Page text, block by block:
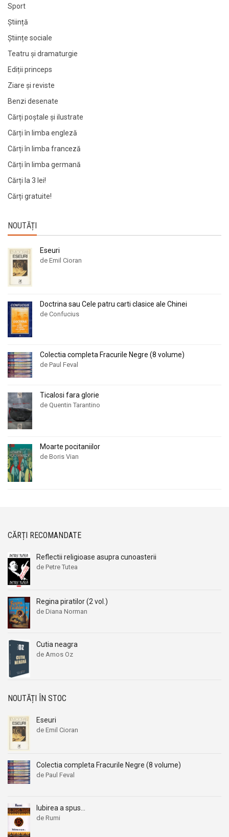
Sport
Știință
Științe sociale
Teatru și dramaturgie
Ediții princeps
Ziare şi reviste
Benzi desenate
Cărți poștale și ilustrate
Cărți în limba engleză
Cărți în limba franceză
Cărți în limba germană
Cărți la 3 lei!
Cărți gratuite!
NOUTĂȚI
Eseuri
de Emil Cioran
Doctrina sau Cele patru carti clasice ale Chinei
de Confucius
Colectia completa Fracurile Negre (8 volume)
de Paul Feval
Ticalosi fara glorie
de Quentin Tarantino
Moarte pocitaniilor
de Boris Vian
CĂRȚI RECOMANDATE
Reflectii religioase asupra cunoasterii
de Petre Tutea
Regina piratilor (2 vol.)
de Diana Norman
Cutia neagra
de Amos Oz
NOUTĂȚI ÎN STOC
Eseuri
de Emil Cioran
Colectia completa Fracurile Negre (8 volume)
de Paul Feval
Iubirea a spus…
de Rumi